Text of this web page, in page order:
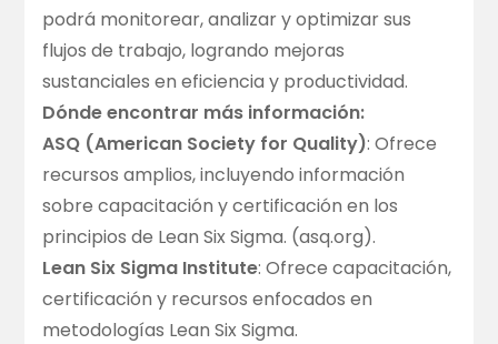
podrá monitorear, analizar y optimizar sus
flujos de trabajo, logrando mejoras
sustanciales en eficiencia y productividad.
Dónde encontrar más información:
ASQ (American Society for Quality): Ofrece
recursos amplios, incluyendo información
sobre capacitación y certificación en los
principios de Lean Six Sigma. (asq.org).
Lean Six Sigma Institute: Ofrece capacitación,
certificación y recursos enfocados en
metodologías Lean Six Sigma.